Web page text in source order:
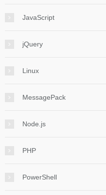
JavaScript
jQuery
Linux
MessagePack
Node.js
PHP
PowerShell